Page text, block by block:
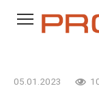
05.01.2023